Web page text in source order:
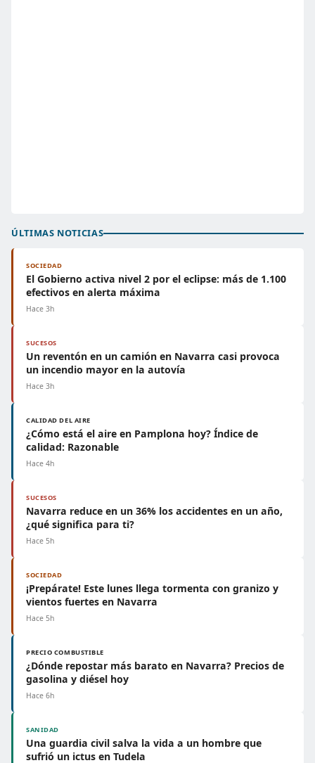
ÚLTIMAS NOTICIAS
SOCIEDAD
El Gobierno activa nivel 2 por el eclipse: más de 1.100
efectivos en alerta máxima
Hace 3h
SUCESOS
Un reventón en un camión en Navarra casi provoca
un incendio mayor en la autovía
Hace 3h
CALIDAD DEL AIRE
¿Cómo está el aire en Pamplona hoy? Índice de
calidad: Razonable
Hace 4h
SUCESOS
Navarra reduce en un 36% los accidentes en un año,
¿qué significa para ti?
Hace 5h
SOCIEDAD
¡Prepárate! Este lunes llega tormenta con granizo y
vientos fuertes en Navarra
Hace 5h
PRECIO COMBUSTIBLE
¿Dónde repostar más barato en Navarra? Precios de
gasolina y diésel hoy
Hace 6h
SANIDAD
Una guardia civil salva la vida a un hombre que
sufrió un ictus en Tudela